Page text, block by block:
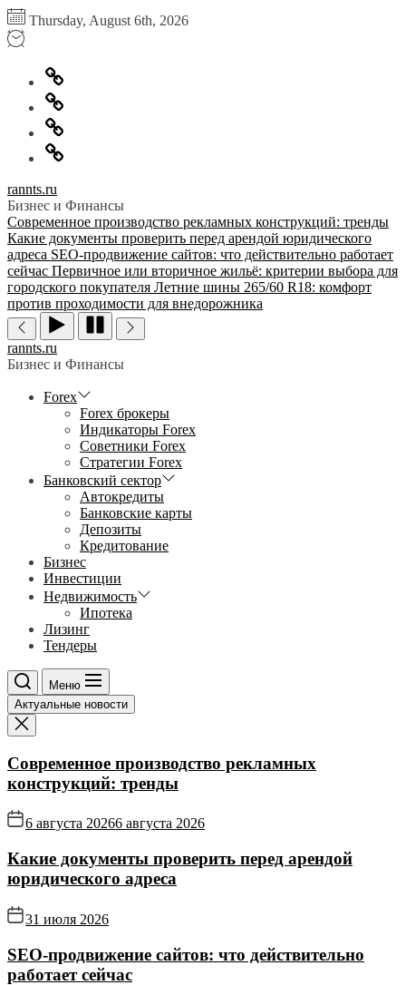
Перейти
к
содержимому
Thursday, August 6th, 2026
Главная
Информация
для
правообладателей
Обратная
связь
Политика
конфиденциальности
rannts.ru
Бизнес и Финансы
Современное производство рекламных конструкций: тренды
Какие документы проверить перед арендой юридического
адреса SEO-продвижение сайтов: что действительно работает
сейчас Первичное или вторичное жильё: критерии выбора для
городского покупателя Летние шины 265/60 R18: комфорт
против проходимости для внедорожника
rannts.ru
Бизнес и Финансы
Forex
Forex брокеры
Индикаторы Forex
Советники Forex
Стратегии Forex
Банковский сектор
Автокредиты
Банковские карты
Депозиты
Кредитование
Бизнес
Инвестиции
Недвижимость
Ипотека
Лизинг
Тендеры
Меню
Актуальные новости
Современное производство рекламных
конструкций: тренды
6 августа 20266 августа 2026
Какие документы проверить перед арендой
юридического адреса
31 июля 2026
SEO-продвижение сайтов: что действительно
работает сейчас